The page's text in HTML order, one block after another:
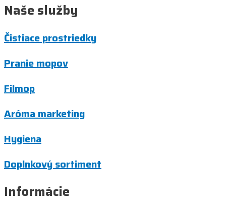
Naše služby
Čistiace prostriedky
Pranie mopov
Filmop
Aróma marketing
Hygiena
Doplnkový sortiment
Informácie